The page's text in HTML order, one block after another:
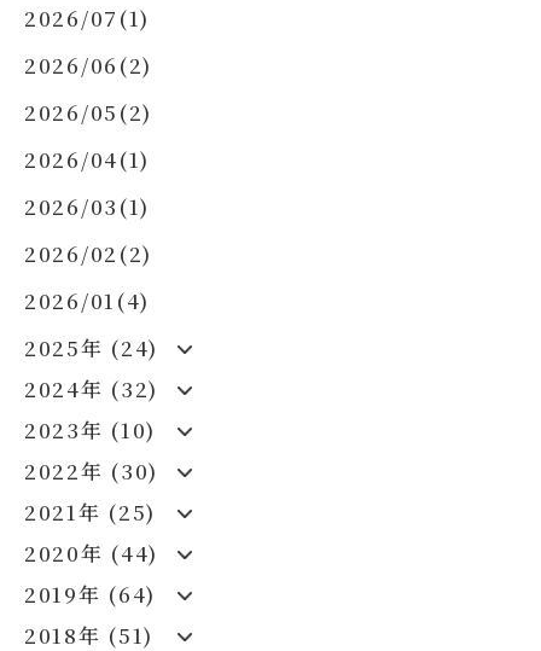
2026/07(1)
2026/06(2)
2026/05(2)
2026/04(1)
2026/03(1)
2026/02(2)
2026/01(4)
2025年 (24)
2024年 (32)
2023年 (10)
2022年 (30)
2021年 (25)
2020年 (44)
2019年 (64)
2018年 (51)